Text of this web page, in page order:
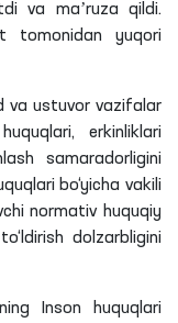
va maʼruza qildi.
tomonidan yuqori
va ustuvor vazifalar
erkinliklari
samaradorligini
bo‘yicha vakili
normativ huquqiy
dolzarbligini
Inson huquqlari